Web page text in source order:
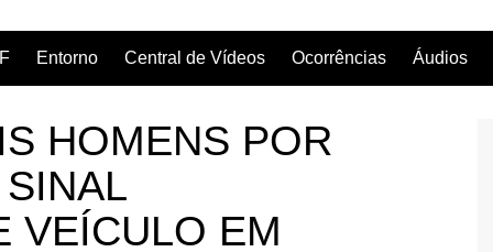
Entorno Central de Vídeos Ocorrências Áudios
HOMENS POR
VEÍCULO EM